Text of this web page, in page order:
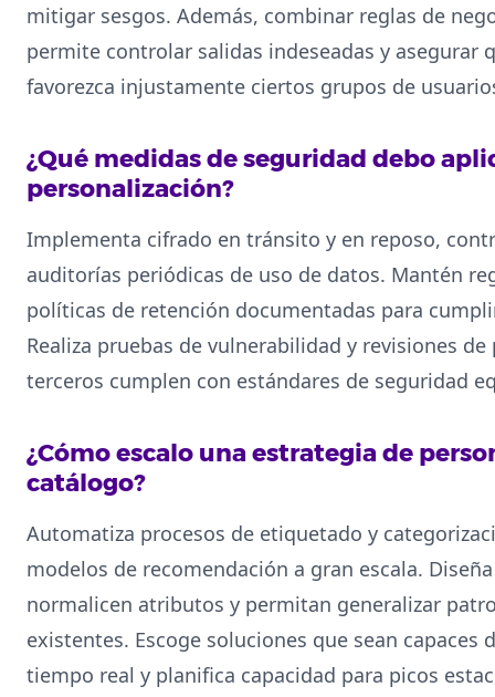
mitigar sesgos. Además, combinar reglas de
permite controlar salidas indeseadas y asegurar
favorezca injustamente ciertos grupos de
¿Qué medidas de seguridad debo
personalización?
Implementa cifrado en tránsito y en reposo,
auditorías periódicas de uso de datos. Mantén
políticas de retención documentadas para
Realiza pruebas de vulnerabilidad y revisiones
terceros cumplen con estándares de seguridad
¿Cómo escalo una estrategia de
catálogo?
Automatiza procesos de etiquetado y
modelos de recomendación a gran escala.
normalicen atributos y permitan generalizar
existentes. Escoge soluciones que sean capaces
tiempo real y planifica capacidad para picos